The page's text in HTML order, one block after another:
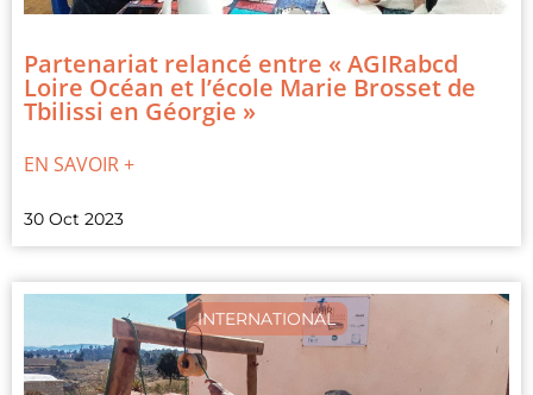
Partenariat relancé entre « AGIRabcd
Loire Océan et l’école Marie Brosset de
Tbilissi en Géorgie »
EN SAVOIR +
30 Oct 2023
INTERNATIONAL